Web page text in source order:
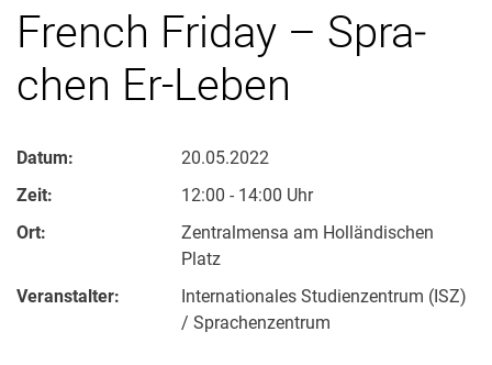
French Friday – Spra­
chen Er-Le­­ben
Datum:
20.05.2022
Zeit:
12:00 - 14:00 Uhr
Ort:
Zentralmensa am Holländischen
Platz
Veranstalter:
In­ter­na­tio­na­les Stu­di­en­zen­trum (ISZ)
/ Spra­chen­zen­trum